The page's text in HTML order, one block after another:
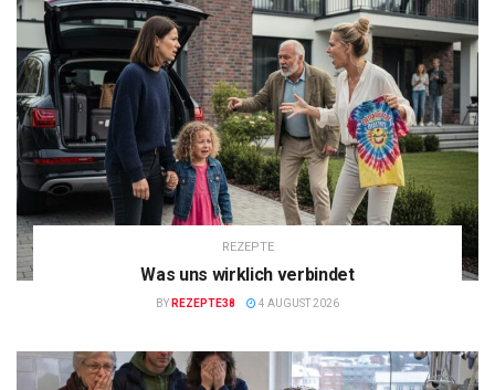
REZEPTE
Was uns wirklich verbindet
BY REZEPTE38 4 AUGUST 2026